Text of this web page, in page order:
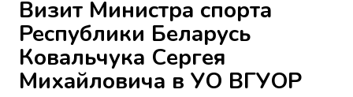
Визит Министра спорта
Республики Беларусь
Ковальчука Сергея
Михайловича в УО ВГУОР